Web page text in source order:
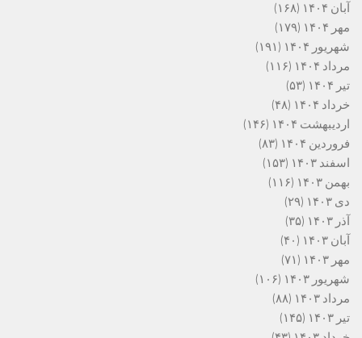
آبان ۱۴۰۴
(۱۶۸)
مهر ۱۴۰۴
(۱۷۹)
شهریور ۱۴۰۴
(۱۹۱)
مرداد ۱۴۰۴
(۱۱۶)
تیر ۱۴۰۴
(۵۳)
خرداد ۱۴۰۴
(۴۸)
اردیبهشت ۱۴۰۴
(۱۴۶)
فروردین ۱۴۰۴
(۸۳)
اسفند ۱۴۰۳
(۱۵۳)
بهمن ۱۴۰۳
(۱۱۶)
دی ۱۴۰۳
(۲۹)
آذر ۱۴۰۳
(۳۵)
آبان ۱۴۰۳
(۴۰)
مهر ۱۴۰۳
(۷۱)
شهریور ۱۴۰۳
(۱۰۶)
مرداد ۱۴۰۳
(۸۸)
تیر ۱۴۰۳
(۱۴۵)